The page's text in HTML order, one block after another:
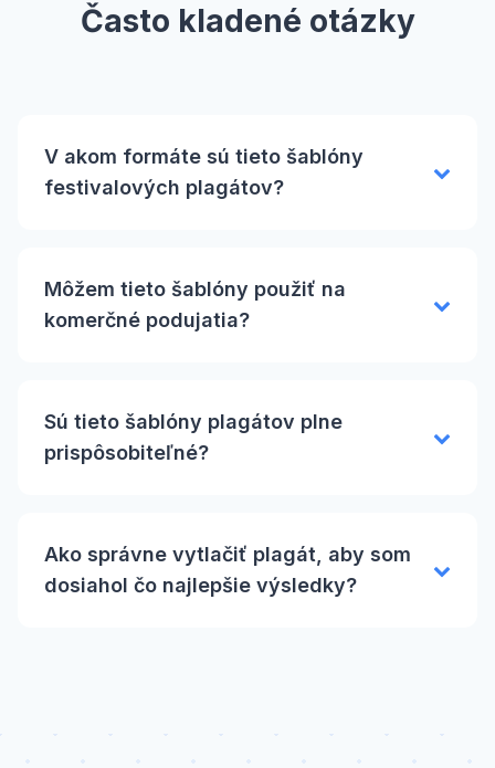
Často kladené otázky
V akom formáte sú tieto šablóny
festivalových plagátov?
Môžem tieto šablóny použiť na
komerčné podujatia?
Sú tieto šablóny plagátov plne
prispôsobiteľné?
Ako správne vytlačiť plagát, aby som
dosiahol čo najlepšie výsledky?